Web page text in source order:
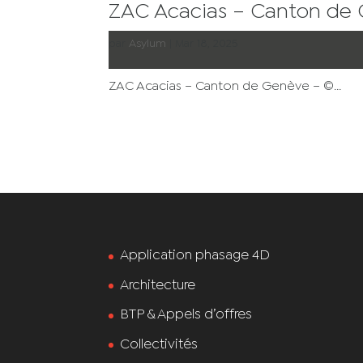
ZAC Acacias – Canton de
Asylum
ZAC Acacias – Canton de Genève – ©...
Application phasage 4D
Architecture
BTP & Appels d’offres
Collectivités